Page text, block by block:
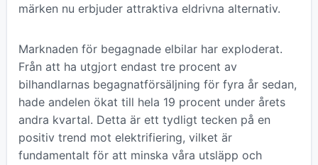
märken nu erbjuder attraktiva eldrivna alternativ.
Marknaden för begagnade elbilar har exploderat.
Från att ha utgjort endast tre procent av
bilhandlarnas begagnatförsäljning för fyra år sedan,
hade andelen ökat till hela 19 procent under årets
andra kvartal. Detta är ett tydligt tecken på en
positiv trend mot elektrifiering, vilket är
fundamentalt för att minska våra utsläpp och